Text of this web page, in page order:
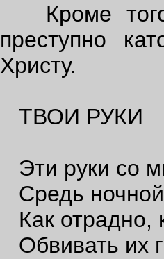
Кроме
преступно
Христу.
ТВОИ РУКИ
Эти руки со
Средь
Как отрадно,
Обвивать их